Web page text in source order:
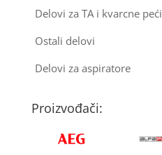
Delovi za TA i kvarcne peći
Ostali delovi
Delovi za aspiratore
Proizvođači: